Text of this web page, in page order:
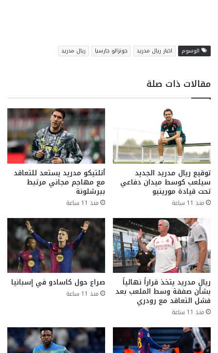
الوسوم اخبار ريال مدريد جونزالو جارسيا ريال مدريد
مقالات ذات صلة
توقيع ريال مدريد الجديد
سيلعب كوسط ميدان دفاعي
تحت قيادة مورينيو
منذ 11 ساعة
أتلتيكو مدريد يستعد للتعاقد
مع مهاجم مجاني مرتبط
ببرشلونة
منذ 11 ساعة
ريال مدريد يتخذ قراراً نهائياً
بشأن صفقة وسط الملعب بعد
فشل التعاقد مع رودري
منذ 11 ساعة
صراع حول كاسادو في إسبانيا
منذ 11 ساعة